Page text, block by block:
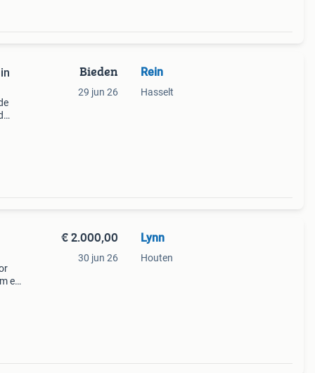
Bieden
29 jun 26
Rein
Hasselt
en
€ 2.000,00
30 jun 26
Lynn
Houten